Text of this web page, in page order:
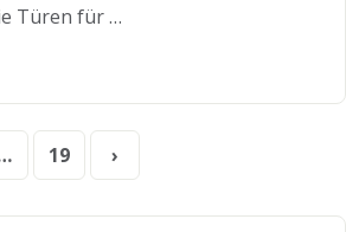
Türen für …
19 ›